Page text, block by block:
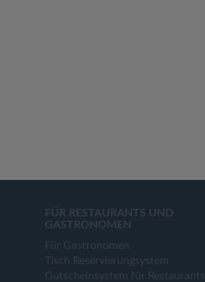
FÜR RESTAURANTS UND
GASTRONOMEN
Für Gastronomen
Tisch Reservierungsystem
Gutscheinsystem für Restaurants